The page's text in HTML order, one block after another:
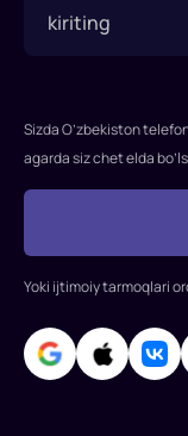
Rejissor:
Ilya
Kulikov
Ilya
Kulikov,
Burunov,
Aleksandra
Sizda O’zbekiston
agarda siz chet elda
Yoki ijtimoiy tarmoqlari